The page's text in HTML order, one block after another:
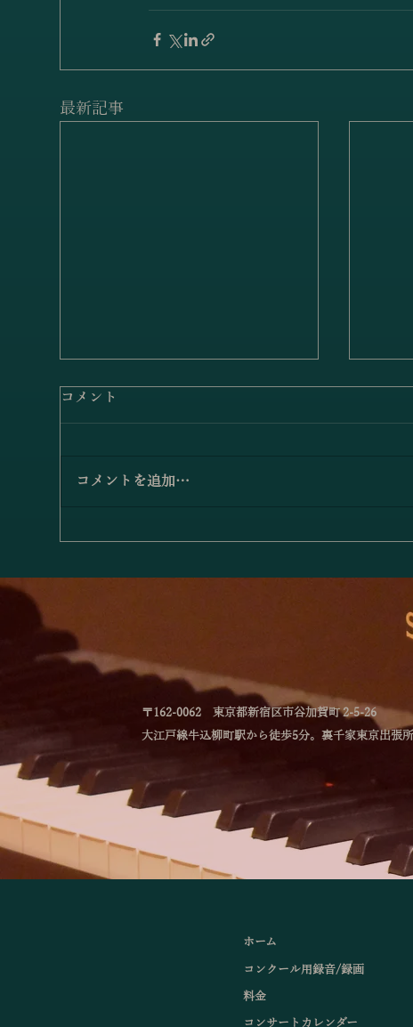
最新記事
小澤佳奈＆小林史明「愛の挨
「林
－
コメント
コメントを追加…
〒162-0062 東京都新宿区市谷加賀町 2-5-26
大江戸線牛込柳町駅から徒歩5分。裏千家東京出張所
ホーム
コンクール用録音/録画
料金
コンサートカレンダー